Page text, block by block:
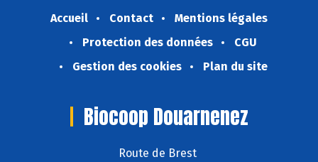
Accueil Contact
Mentions légales
Protection des données
CGU
Gestion des cookies
Plan du site
Biocoop Douarnenez
Route de Brest